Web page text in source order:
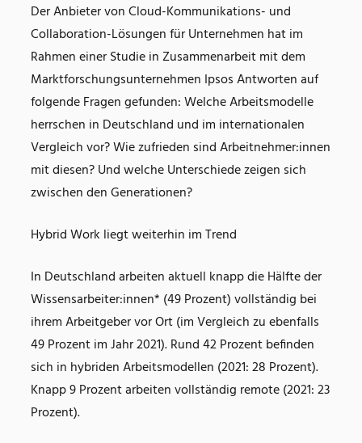
Der Anbieter von Cloud-Kommunikations- und
Collaboration-Lösungen für Unternehmen hat im
Rahmen einer Studie in Zusammenarbeit mit dem
Marktforschungsunternehmen Ipsos Antworten auf
folgende Fragen gefunden: Welche Arbeitsmodelle
herrschen in Deutschland und im internationalen
Vergleich vor? Wie zufrieden sind Arbeitnehmer:innen
mit diesen? Und welche Unterschiede zeigen sich
zwischen den Generationen?
Hybrid Work liegt weiterhin im Trend
In Deutschland arbeiten aktuell knapp die Hälfte der
Wissensarbeiter:innen* (49 Prozent) vollständig bei
ihrem Arbeitgeber vor Ort (im Vergleich zu ebenfalls
49 Prozent im Jahr 2021). Rund 42 Prozent befinden
sich in hybriden Arbeitsmodellen (2021: 28 Prozent).
Knapp 9 Prozent arbeiten vollständig remote (2021: 23
Prozent).